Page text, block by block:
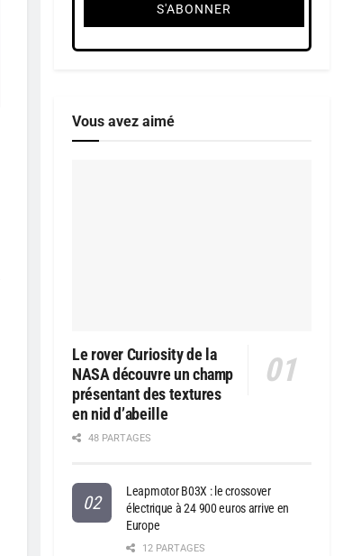
Vous avez aimé
Le rover Curiosity de la
NASA découvre un champ
présentant des textures
en nid d’abeille
48 PARTAGES
Leapmotor B03X : le crossover
électrique à 24 900 euros arrive en
Europe
12 PARTAGES